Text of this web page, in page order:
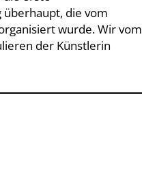
überhaupt, die vom
wurde. Wir vom
der Künstlerin